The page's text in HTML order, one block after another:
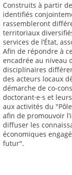
Construits à partir
identifiés
rassembleront
territoriaux
services de l’État,
Afin de répondre à
encadrée au niveau
disciplinaires
des acteurs locaux
démarche de co-
doctorant·e·s et
aux activités du
afin de promouvoir
diffuser les
économiques
futur".